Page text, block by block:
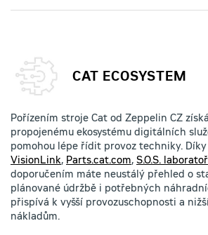
CAT ECOSYSTEM
Pořízením stroje Cat od Zeppelin CZ
propojenému ekosystému digitálních
pomohou lépe řídit provoz techniky.
VisionLink, Parts.cat.com, S.O.S. laboratoř
doporučením máte neustálý přehled o
plánované údržbě i potřebných
přispívá k vyšší provozuschopnosti a
nákladům.